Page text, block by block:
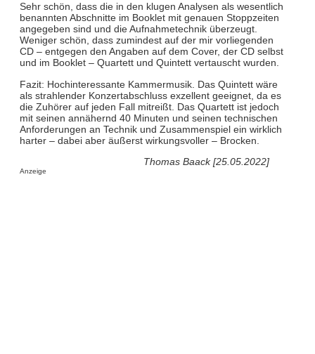
Sehr schön, dass die in den klugen Analysen als wesentlich
benannten Abschnitte im Booklet mit genauen Stoppzeiten
angegeben sind und die Aufnahmetechnik überzeugt.
Weniger schön, dass zumindest auf der mir vorliegenden
CD – entgegen den Angaben auf dem Cover, der CD selbst
und im Booklet – Quartett und Quintett vertauscht wurden.
Fazit: Hochinteressante Kammermusik. Das Quintett wäre
als strahlender Konzertabschluss exzellent geeignet, da es
die Zuhörer auf jeden Fall mitreißt. Das Quartett ist jedoch
mit seinen annähernd 40 Minuten und seinen technischen
Anforderungen an Technik und Zusammenspiel ein wirklich
harter – dabei aber äußerst wirkungsvoller – Brocken.
Thomas Baack [25.05.2022]
Anzeige